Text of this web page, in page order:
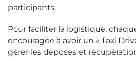
participants.
Pour faciliter la logistique,
encouragée à avoir un « Taxi
gérer les déposes et